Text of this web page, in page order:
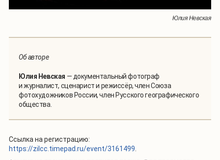
Юлия Невская
Об авторе
Юлия Невская — документальный фотограф
и журналист, сценарист и режиссёр, член Союза
фотохудожников России, член Русского географического
общества.
Ссылка на регистрацию:
https://zilcc.timepad.ru/event/3161499